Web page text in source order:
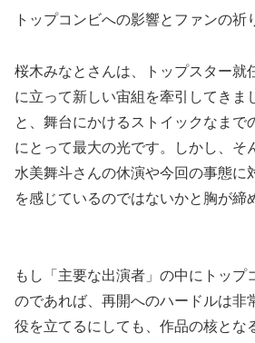
トップコンビへの影響とファンの祈
桜木みなとさんは、トップスター就
に立って新しい宙組を牽引してきま
と、舞台にかけるストイックなまで
にとって最大の光です。しかし、そ
水美舞斗さんの休演や今回の事態に
を感じているのではないかと胸が締
もし「主要な出演者」の中にトップ
のであれば、再開へのハードルは非
役を立てるにしても、作品の核とな